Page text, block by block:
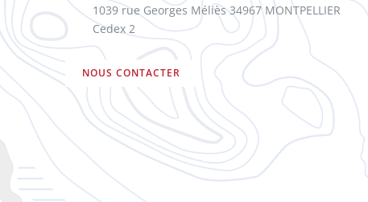
1039 rue Georges Méliès 34967 MONTPELLIER
Cedex 2
NOUS CONTACTER